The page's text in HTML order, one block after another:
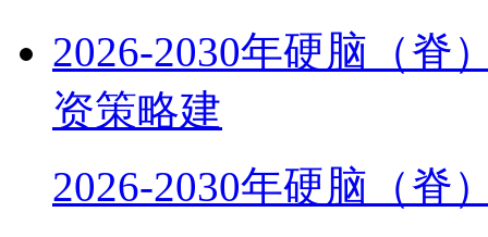
2026-2030年硬脑（脊
资策略建
2026-2030年硬脑（脊